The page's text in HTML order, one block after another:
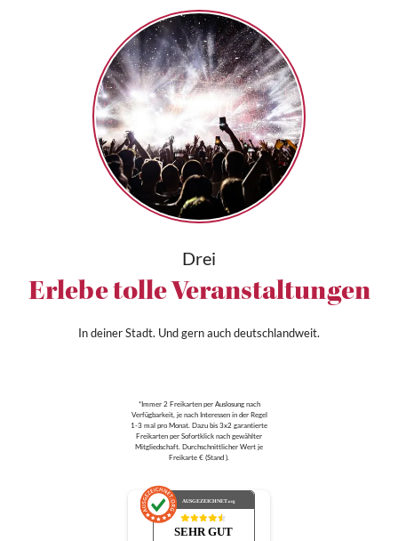
Drei
Erlebe tolle Veranstaltungen
In deiner Stadt. Und gern auch deutschlandweit.
*Immer 2 Freikarten per Auslosung nach
Verfügbarkeit, je nach Interessen in der Regel
1-3 mal pro Monat. Dazu bis 3x2 garantierte
Freikarten per Sofortklick nach gewählter
Mitgliedschaft. Durchschnittlicher Wert je
Freikarte € (Stand ).
AUSGEZEICHNET.org
SEHR GUT